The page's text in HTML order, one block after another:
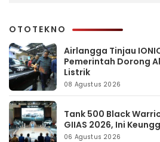
OTOTEKNO
Airlangga Tinjau
Pemerintah Dorong
Listrik
08 Agustus 2026
Tank 500 Black
GIIAS 2026, Ini
06 Agustus 2026